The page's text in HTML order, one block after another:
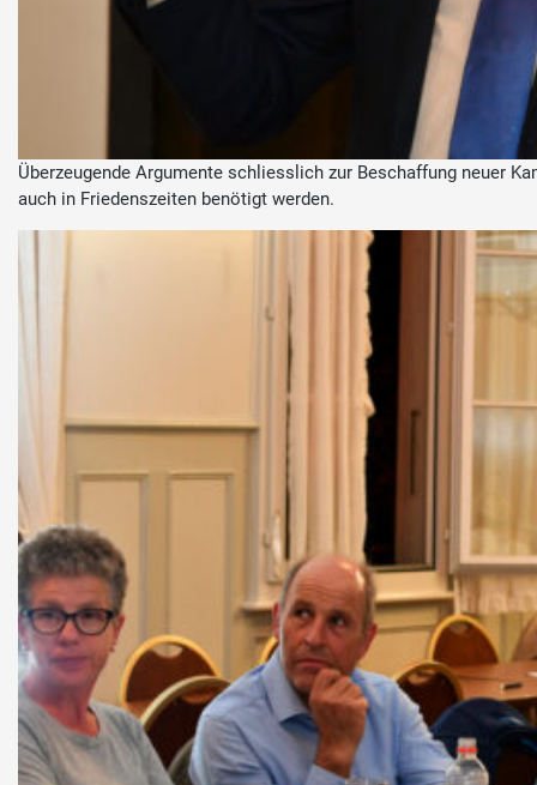
Überzeugende Argumente schliesslich zur Beschaffung neuer
auch in Friedenszeiten benötigt werden.